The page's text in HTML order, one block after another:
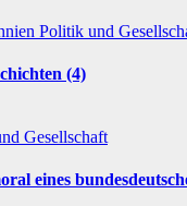
Politik und
(4)
Gesellschaft
eines